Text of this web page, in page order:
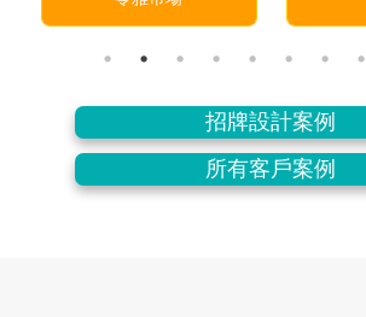
招牌設計案例
所有客戶案例